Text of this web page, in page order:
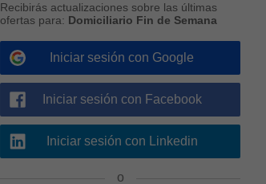
Recibirás actualizaciones sobre las últimas
ofertas para: Domiciliario Fin de Semana
Iniciar sesión con Google
Iniciar sesión con Facebook
Iniciar sesión con Linkedin
o